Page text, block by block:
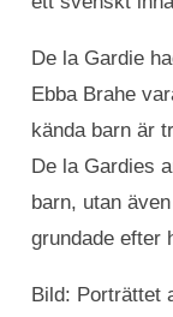
De la Gardie
Ebba Brahe
kända barn är
De la Gardies
barn, utan
grundade efter
Bild: Porträttet